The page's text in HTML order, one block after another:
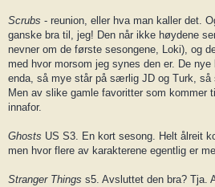
Scrubs - reunion, eller hva man kaller det.
ganske bra til, jeg! Den når ikke høydene
nevner om de første sesongene, Loki), og
med hvor morsom jeg synes den er. De
enda, så mye står på særlig JD og Turk, så
Men av slike gamle favoritter som kommer
innafor.
Ghosts US S3. En kort sesong. Helt ålreit
men hvor flere av karakterene egentlig er
Stranger Things s5. Avsluttet den bra? Tja.